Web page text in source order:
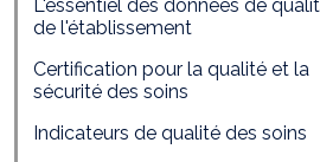
L'essentiel des données de
de l'établissement
Certification pour la qualité et la
sécurité des soins
Indicateurs de qualité des soins